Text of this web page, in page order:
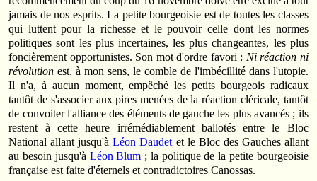
jamais de nos esprits. La petite bourgeoisie est de toutes les classes
qui luttent pour la richesse et le pouvoir celle dont les normes
politiques sont les plus incertaines, les plus changeantes, les plus
foncièrement opportunistes. Son mot d'ordre favori : Ni réaction ni
révolution est, à mon sens, le comble de l'imbécillité dans l'utopie.
Il n'a, à aucun moment, empêché les petits bourgeois radicaux
tantôt de s'associer aux pires menées de la réaction cléricale, tantôt
de convoiter l'alliance des éléments de gauche les plus avancés ; ils
restent à cette heure irrémédiablement ballotés entre le Bloc
National allant jusqu'àLéon Daudet et le Bloc des Gauches allant
au besoin jusqu'à Léon Blum ; la politique de la petite bourgeoisie
française est faite d'éternels et contradictoires Canossas.